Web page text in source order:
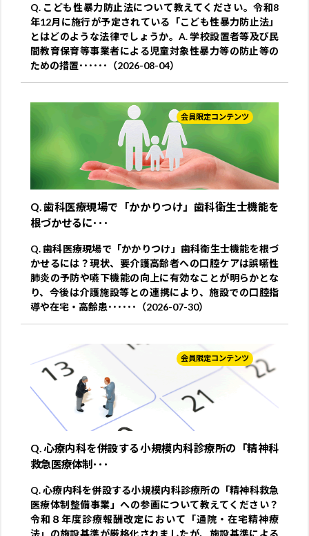
Q. こども性暴力防止法について教えてください。令和8
年12月に施行が予定されている「こども性暴力防止法」
とはどのような法律でしょうか。A. 学校設置者等及び民
間教育保育等事業者による児童対象性暴力等の防止等の
ための措置･･････（2026-08-04）
会員限定コンテンツ
Q. 歯科医療現場で「かかりつけ」歯科衛生士機能を
根づかせるに･･･
Q. 歯科医療現場で「かかりつけ」歯科衛生士機能を根づ
かせるには？現状、要介護高齢者への口腔ケアは誤嚥性
肺炎の予防や嚥下機能の向上に有効なことが明らかとな
り、今後は介護施設等との連携により、施設での口腔指
導や在宅・高齢患･･････（2026-07-30）
会員限定コンテンツ
Q. 心療内科を併設する小規模内科診療所の「精神科
救急医療体制･･･
Q. 心療内科を併設する小規模内科診療所の「精神科救急
医療体制整備事業」への参画について教えてください？
令和８年度診療報酬改定において「通院・在宅精神療